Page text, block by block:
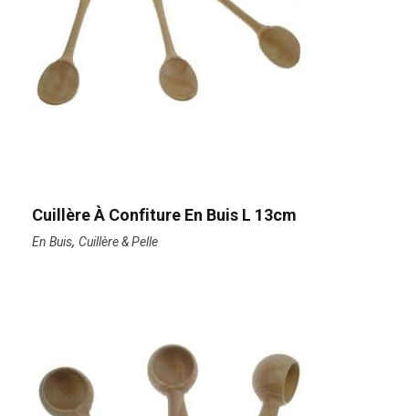
Cuillère À Confiture En Buis L 13cm
En Buis, Cuillère & Pelle